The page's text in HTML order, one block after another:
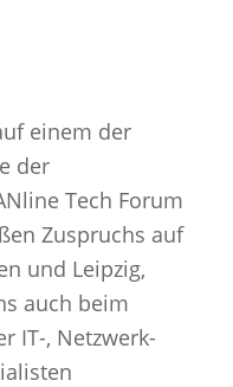
einem der
der
Tech Forum
Zuspruchs auf
und Leipzig,
auch beim
IT-, Netzwerk-